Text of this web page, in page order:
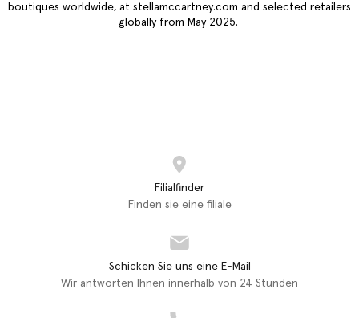
boutiques worldwide, at stellamccartney.com and selected retailers
globally from May 2025.
Filialfinder
Finden sie eine filiale
Schicken Sie uns eine E-Mail
Wir antworten Ihnen innerhalb von 24 Stunden